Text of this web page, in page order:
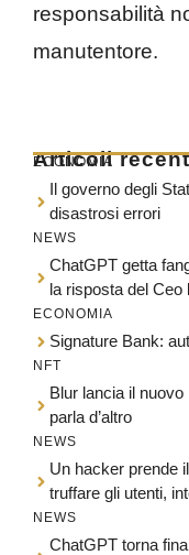
responsabilità
manutentore.
Articoli
ECONOMIA
Il governo degli
disastrosi errori
NEWS
ChatGPT getta
la risposta del Ceo
ECONOMIA
Signature Bank:
NFT
Blur lancia il
parla d’altro
NEWS
Un hacker prende
truffare gli utenti,
NEWS
ChatGPT torna